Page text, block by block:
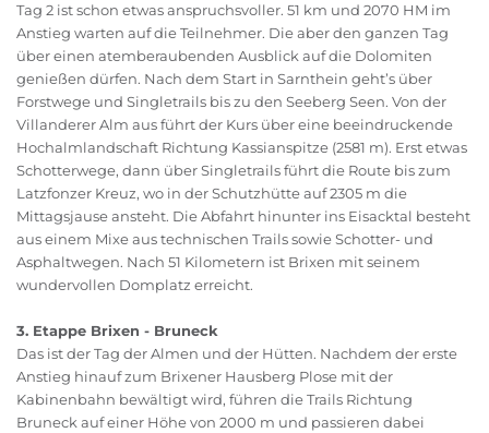
Tag 2 ist schon etwas anspruchsvoller. 51 km und 2070 HM im
Anstieg warten auf die Teilnehmer. Die aber den ganzen Tag
über einen atemberaubenden Ausblick auf die Dolomiten
genießen dürfen. Nach dem Start in Sarnthein geht’s über
Forstwege und Singletrails bis zu den Seeberg Seen. Von der
Villanderer Alm aus führt der Kurs über eine beeindruckende
Hochalmlandschaft Richtung Kassianspitze (2581 m). Erst etwas
Schotterwege, dann über Singletrails führt die Route bis zum
Latzfonzer Kreuz, wo in der Schutzhütte auf 2305 m die
Mittagsjause ansteht. Die Abfahrt hinunter ins Eisacktal besteht
aus einem Mixe aus technischen Trails sowie Schotter- und
Asphaltwegen. Nach 51 Kilometern ist Brixen mit seinem
wundervollen Domplatz erreicht.
3. Etappe Brixen - Bruneck
Das ist der Tag der Almen und der Hütten. Nachdem der erste
Anstieg hinauf zum Brixener Hausberg Plose mit der
Kabinenbahn bewältigt wird, führen die Trails Richtung
Bruneck auf einer Höhe von 2000 m und passieren dabei